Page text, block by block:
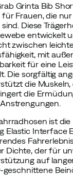
Grinta Bib
Frauen, die
Diese
entwickelt
zwischen
mit
für eine
Die sorgfältig
die
die
ist die
Elastic Interface
Dichte, der für
auf
geschnittene